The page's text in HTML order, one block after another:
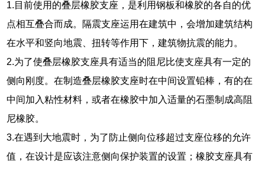
1.目前使用的叠层橡胶支座，是利用钢板和橡胶的各自的优
点相互叠合而成。隔震支座运用在建筑中，会增加建筑结构
在水平和竖向地震、扭转等作用下，建筑物抗震的能力。
2.为了使叠层橡胶支座具有适当的阻尼比使支座具有一定的
侧向刚度。在制造叠层橡胶支座时在中间设置铅棒，有的在
中间加入粘性材料，或者在橡胶中加入适量的石墨制成高阻
尼橡胶。
3.在遇到大地震时，为了防止侧向位移超过支座位移的允许
值，在设计是应该注意侧向保护装置的设置；橡胶支座具有